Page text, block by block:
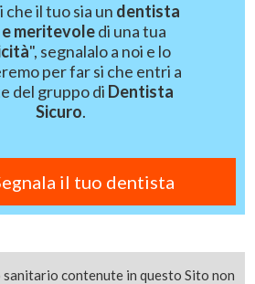
che il tuo sia un dentista
meritevoledi una tua
", segnalalo a noi e lo
per far si che entri a
del gruppo di Dentista
Sicuro.
il tuo dentista
contenute in questo Sito non